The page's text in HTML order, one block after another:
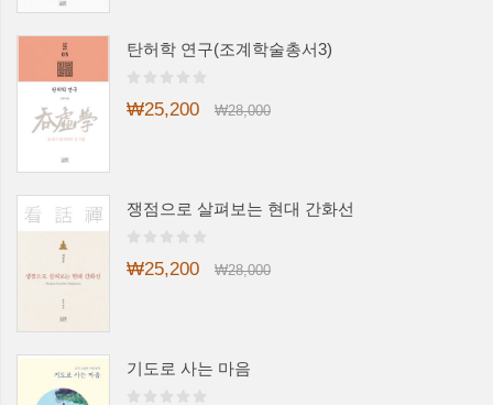
탄허학 연구(조계학술총서3)
₩25,200 ₩28,000
쟁점으로 살펴보는 현대 간화선
₩25,200 ₩28,000
기도로 사는 마음